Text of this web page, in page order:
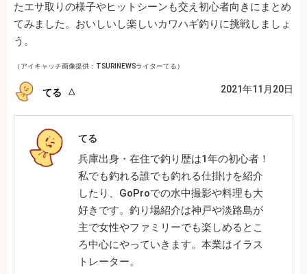
たエサ取りの様子やヒットシーンも交え初心者向きにまとめ
てみました。おいしいし楽しいカワハギ釣りに挑戦しましょ
う。
（アイキャッチ画像提供：TSURINEWSライターてる）
てる 2021年11月20日
てる
兵庫出身・在住で釣り歴は1年の初心者！
私でも釣れる誰でも釣れる仕掛けを紹介
したり、GoProでの水中撮影や料理も大
好きです。釣り場紹介は神戸や淡路島が
主で女性やファミリーでも楽しめるとこ
ろ中心にやっていきます。本業はイラス
トレーター。